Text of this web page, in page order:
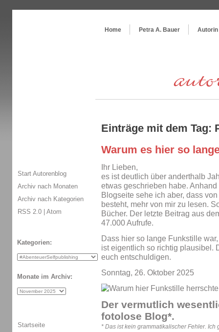
Home
Petra A. Bauer Autorin
Einträge mit dem Tag:
Warum es hier so
Ihr Lieben,
es ist deutlich über anderthalb
etwas geschrieben habe.
Blogseite sehe ich aber, dass
besteht, mehr von mir zu lesen.
Bücher. Der letzte Beitrag aus
47.000 Aufrufe.
Dass hier so lange Funkstille
ist eigentlich so richtig plausibel.
euch entschuldigen.
Sonntag, 26. Oktober 2025
Der vermutlich
fotolose Blog*.
* Das ist kein grammatikalischer Fehler.
Start Autorenblog
Archiv nach Monaten
Archiv nach Kategorien
RSS 2.0 | Atom
Kategorien:
Monate im Archiv:
Startseite